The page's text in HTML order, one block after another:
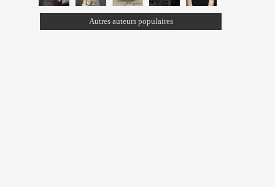
Autres auteurs populaires